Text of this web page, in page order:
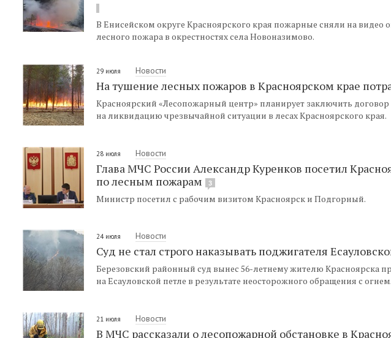
В Енисейском округе Красноярского края пожарные сняли на видео
лесного пожара в окрестностях села Новоназимово.
29 июля Новости
На тушение лесных пожаров в Красноярском крае
Красноярский «Лесопожарный центр» планирует заключить
на ликвидацию чрезвычайной ситуации в лесах Красноярского края.
28 июля Новости
Глава МЧС России Александр Куренков посетил
по лесным пожарам
3
Министр посетил с рабочим визитом Красноярск и Подгорный.
24 июля Новости
Суд не стал строго наказывать поджигателя
Березовский районный суд вынес 56-летнему жителю Красноярска
на Есауловской петле в результате неосторожного обращения с огнем.
21 июля Новости
В МЧС рассказали о лесопожарной обстановке в